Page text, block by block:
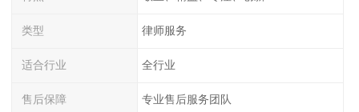
类型 律师服务
适合行业 全行业
售后保障 专业售后服务团队